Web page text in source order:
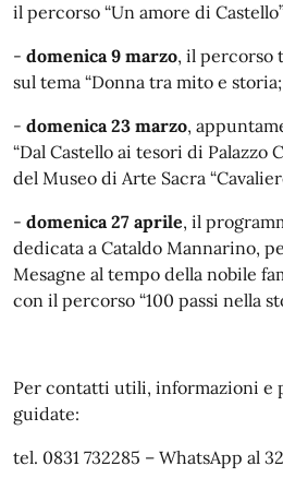
il percorso “Un amore di
- domenica 9 marzo, il percorso
sul tema “Donna tra mito e storia;
- domenica23 marzo,
“Dal Castello ai tesori di Palazzo
del Museo di Arte Sacra
- domenica 27 aprile, il
dedicata a Cataldo Mannarino,
Mesagne al tempo della nobile
con il percorso “100 passi nella
Per contatti utili, informazioni e
guidate:
tel. 0831 732285 – WhatsApp al